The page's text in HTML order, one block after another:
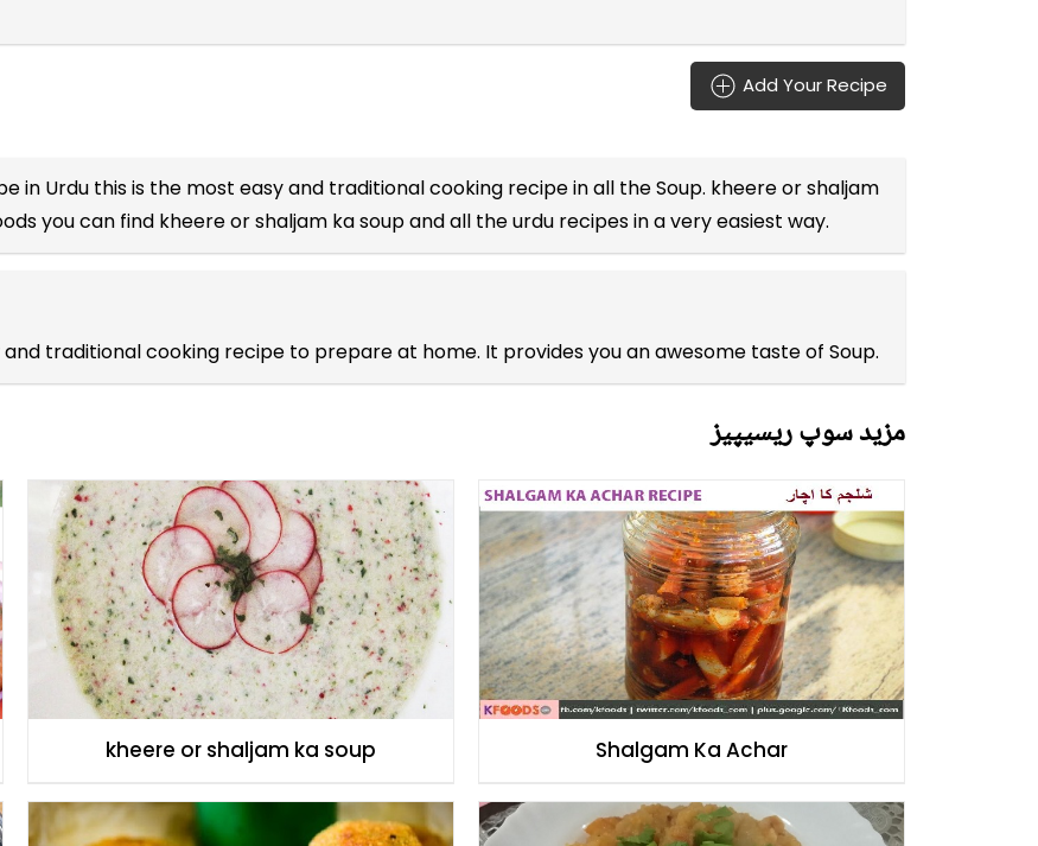
Add Your Recipe
in Urdu this is the most easy and traditional cooking recipe in all theSoup. kheere or shaljam
you can find kheere or shaljam ka soup and all theurdu recipesin a very easiest way.
and traditional cooking recipe to prepare at home. It provides you an awesome taste of Soup.
مزید سوپ ریسیپیز
kheere or shaljam ka soup Shalgam Ka Achar